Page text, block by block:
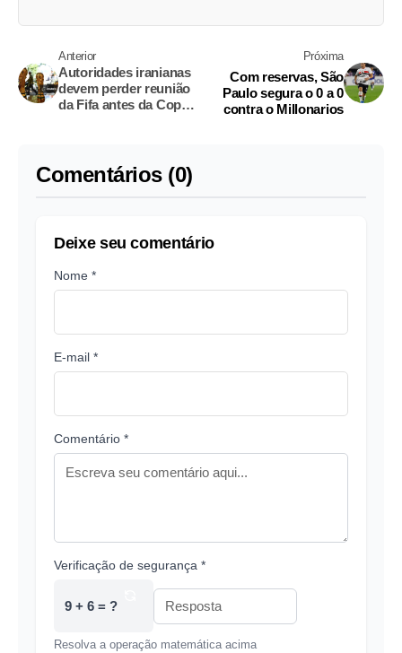
Anterior
Autoridades iranianas
devem perder reunião
da Fifa antes da Copa
Próxima
Com reservas, São
Paulo segura o 0 a 0
contra o Millonarios
Comentários (0)
Deixe seu comentário
Nome *
E-mail *
Comentário *
Verificação de segurança *
9 + 6 = ?
Resolva a operação matemática acima